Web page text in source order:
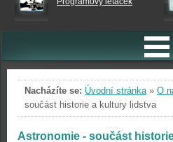
Nacházíte se: Úvodní stránka» O
součást historie a kultury lidstva
Astronomie - součást